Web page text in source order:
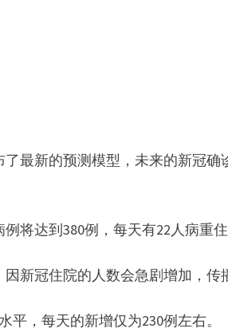
最新的预测模型，未来的新冠确
将达到380例，每天有22人病重住
新冠住院的人数会急剧增加，传
，每天的新增仅为230例左右。